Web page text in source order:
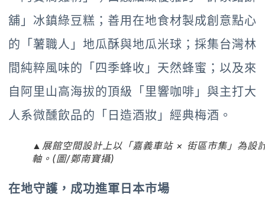
舖」冰鎮綠豆糕；善用在地食材製成創意點心
的「薯職人」地瓜酥與地瓜米球；採集台灣林
間純粹風味的「四季蜂收」天然蜂蜜；以及來
自阿里山高海拔的頂級「里響咖啡」與主打大
人系微醺飲品的「日造酒妝」經典梅酒。
▲展館空間設計上以「嘉義車站 × 街區市集」為設
軸。(圖/鄭南寶攝)
在地守護，成功進軍日本市場